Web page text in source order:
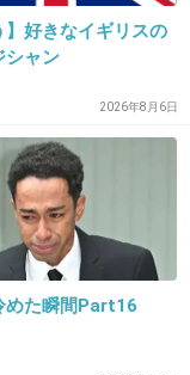
よかったー！
けどね
ずに残してた
】好きなイギリスの
シャン
2026年8月6日
めた瞬間Part16